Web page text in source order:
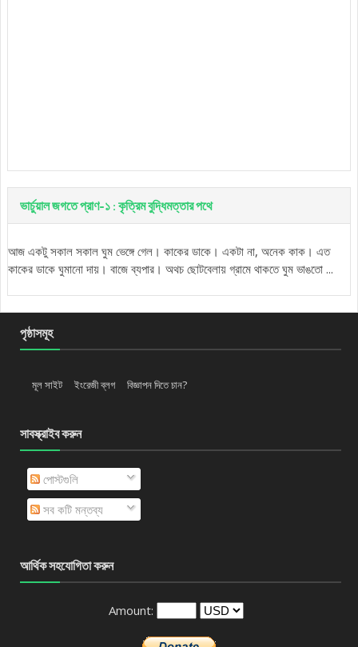
ভার্চুয়াল জগতে প্রাণ-১ : কৃত্রিম বুদ্ধিমত্তার পথে
আজ একটু সকাল সকাল ঘুম ভেঙ্গে গেল। কাকের ডাকে। একটা না, অনেক কাক। এত
কাকের ডাকে ঘুমানো দায়। বাজে ব্যপার। অথচ ছোটবেলায় গ্রামে থাকতে ঘুম ভাঙতো ...
পৃষ্ঠাসমূহ
মূল সাইট ইংরেজী ব্লগ বিজ্ঞাপন দিতে চান?
সাবস্ক্রাইব করুন
পোস্টগুলি
সব কটি মন্তব্য
আর্থিক সহযোগিতা করুন
Amount: